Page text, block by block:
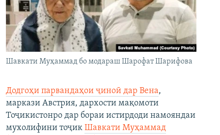
Шавкати Муҳаммад бо модараш Шарофат Шарифова
Додгоҳи парвандаҳои ҷиноӣ дар Вена,
маркази Австрия, дархости мақомоти
Тоҷикистонро дар бораи истирдоди намояндаи
мухолифини тоҷик Шавкати Муҳаммад